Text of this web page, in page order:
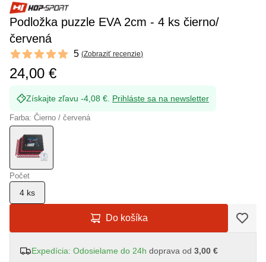
Podložka puzzle EVA 2cm - 4 ks čierno/
červená
Reviews
5 out of 5 stars 5 (Zobraziť recenzie)
24,00 €
Získajte zľavu -4,08 €. Prihláste sa na newsletter
Farba: Čierno / červená
Počet
4 ks
Do košíka
Expedícia: Odosielame do 24h doprava od 3,00 €